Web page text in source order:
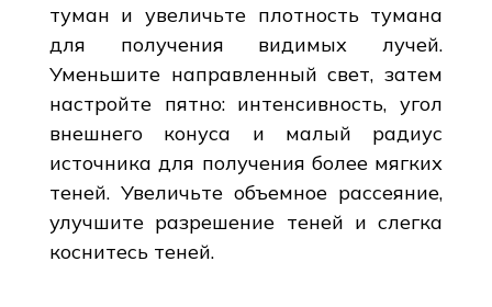
туман и увеличьте плотность тумана
для получения видимых лучей.
Уменьшите направленный свет, затем
настройте пятно: интенсивность, угол
внешнего конуса и малый радиус
источника для получения более мягких
теней. Увеличьте объемное рассеяние,
улучшите разрешение теней и слегка
коснитесь теней.